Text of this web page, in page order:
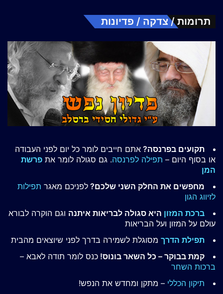
תרומות / צדקה / פדיונות
תקועים בפרנסה? אתם חייבים לומר כל יום לפני העבודה
או בסוף היום – תפילה לפרנסה. גם סגולה לומר את פרשת
המן
מחפשים את החלק השני שלכם? לפניכם מאגר תפילות
לזיווג הגון
ברכת המזון היא סגולה לבריאות איתנה וגם הוקרה לבורא
עולם על המזון ועל הבריאות
תפילת הדרך מסוגלת לשמירה בדרך לפני שיוצאים מהבית
קמת בבוקר – כל השאר בונוס! כנס לומר תודה לאבא –
ברכות השחר
תיקון הכללי – מתקן ומחדש את הנפש!